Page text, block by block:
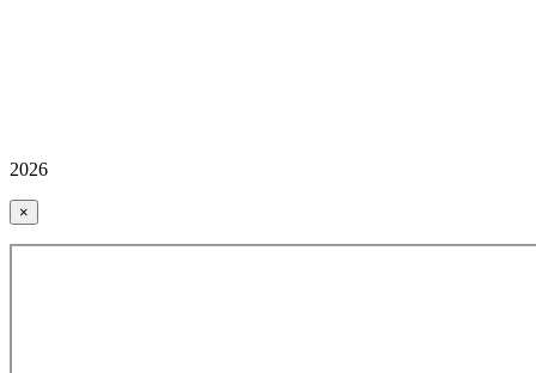
2026
×